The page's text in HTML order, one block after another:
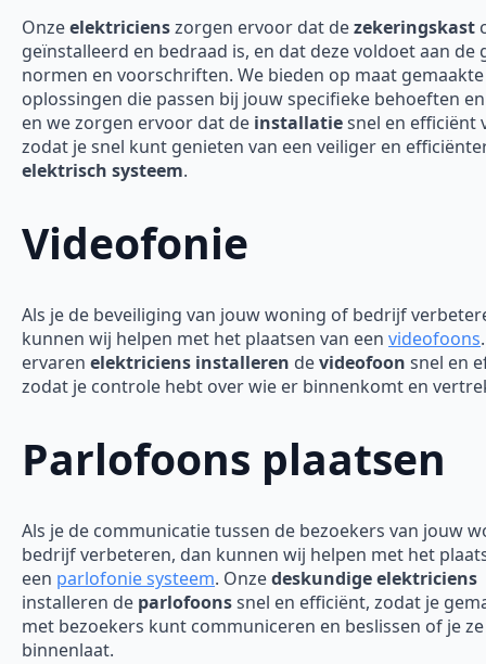
Onzeelektricienszorgen ervoor dat dezekeringskast
geïnstalleerd en bedraad is, en dat deze voldoet aan de
normen en voorschriften. We bieden op maat gemaakte
oplossingen die passen bij jouw specifieke behoeften
en we zorgen ervoor dat de installatiesnel en efficiënt
zodat je snel kunt genieten van een veiliger en
elektrisch systeem.
Videofonie
Als je de beveiliging van jouw woning of bedrijf
kunnen wij helpen met het plaatsen van een videofoons
ervaren elektriciens installeren devideofoon snel en
zodat je controle hebt over wie er binnenkomt en
Parlofoons plaatsen
Als je de communicatie tussen de bezoekers van jouw
bedrijf verbeteren, dan kunnen wij helpen met het
een parlofonie systeem. Onzedeskundige elektriciens
installeren de parlofoonssnel en efficiënt, zodat je
met bezoekers kunt communiceren en beslissen of je ze
binnenlaat.